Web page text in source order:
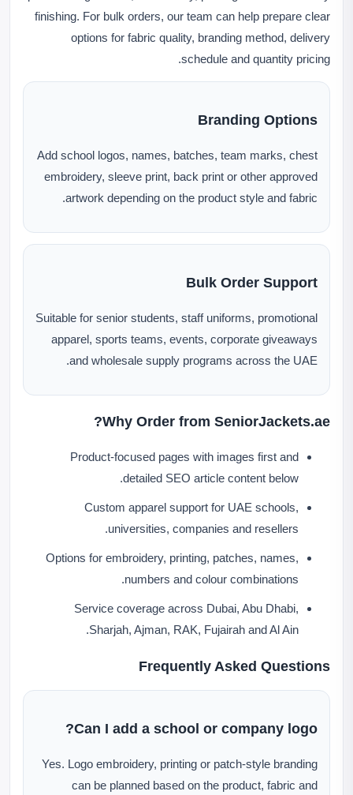
finishing. For bulk orders, our team can help prepare clear
options for fabric quality, branding method, delivery
schedule and quantity pricing.
Branding Options
Add school logos, names, batches, team marks, chest
embroidery, sleeve print, back print or other approved
artwork depending on the product style and fabric.
Bulk Order Support
Suitable for senior students, staff uniforms, promotional
apparel, sports teams, events, corporate giveaways
and wholesale supply programs across the UAE.
Why Order from SeniorJackets.ae?
Product-focused pages with images first and
detailed SEO article content below.
Custom apparel support for UAE schools,
universities, companies and resellers.
Options for embroidery, printing, patches, names,
numbers and colour combinations.
Service coverage across Dubai, Abu Dhabi,
Sharjah, Ajman, RAK, Fujairah and Al Ain.
Frequently Asked Questions
Can I add a school or company logo?
Yes. Logo embroidery, printing or patch-style branding
can be planned based on the product, fabric and